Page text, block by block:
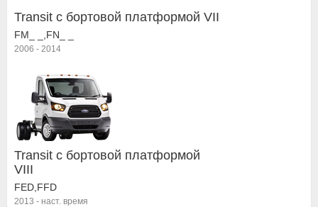
Transit c бортовой платформой VII
FM_ _,FN_ _
2006 - 2014
Transit c бортовой платформой
VIII
FED,FFD
2013 - наст. время